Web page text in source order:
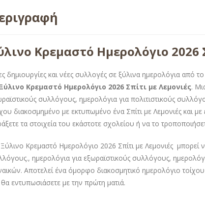
Κρεμαστό Ημερολόγιο 2026
δημιουργίες και νέες συλλογές σε ξύλινα ημερολόγια από το
Ξύλινο Κρεμαστό Ημερολόγιο 2026 Σπίτι με Λεμονιές.
συλλόγους, ημερολόγια για πολιτιστικούς
διακοσμημένο με εκτυπωμένο ένα Σπίτι με Λεμονιές και με
τα στοιχεία του εκάστοτε σχολείου ή να το
Κρεμαστό Ημερολόγιο 2026 Σπίτι με Λεμονιές
ημερολόγια για εξωραϊστικούς συλλόγους,
Αποτελεί ένα όμορφο διακοσμητικό ημερολόγιο
θα εντυπωσιάσετε με την πρώτη ματιά.